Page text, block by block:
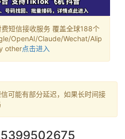
短信接收服务 覆盖全球188个
OpenAI/Claude/Wechat/Alip
other点击进入
可能有部分延迟，如果长时间接